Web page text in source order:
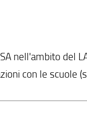
nell'ambito del
con le scuole